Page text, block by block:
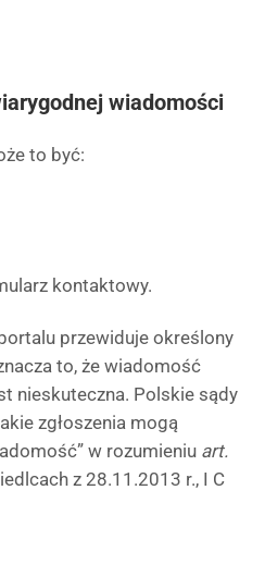
wiadomości
to być:
kontaktowy.
przewiduje określony
to, że wiadomość
nieskuteczna. Polskie sądy
zgłoszenia mogą
w rozumieniu art.
z 28.11.2013 r., I C